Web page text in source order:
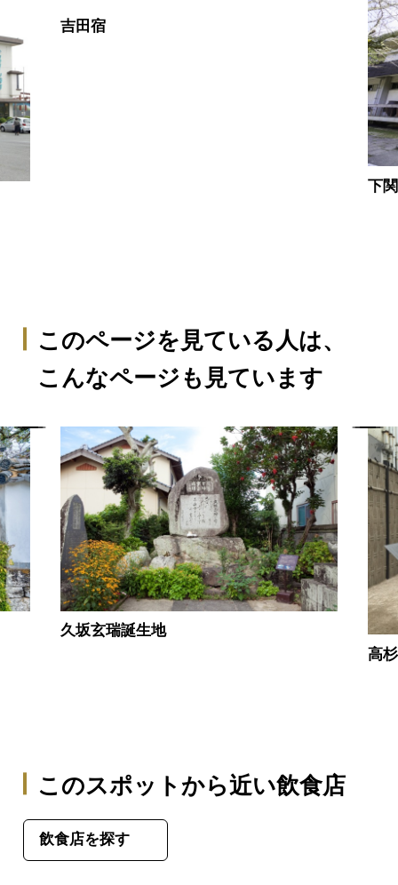
吉田宿
下
このページを見ている人は、
こんなページも見ています
久坂玄瑞誕生地
高
このスポットから近い飲食店
飲食店を探す